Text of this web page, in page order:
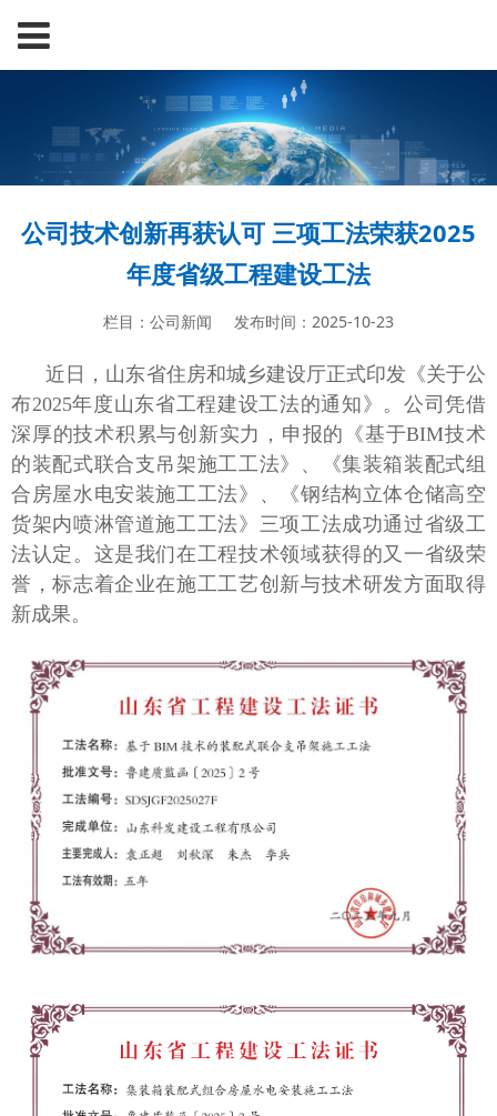
公司技术创新再获认可 三项工法荣获2025
年度省级工程建设工法
栏目：公司新闻 发布时间：2025-10-23
近日，山东省住房和城乡建设厅正式印发《关于公
布2025年度山东省工程建设工法的通知》。公司凭借
深厚的技术积累与创新实力，申报的《基于BIM技术
的装配式联合支吊架施工工法》、《集装箱装配式组
合房屋水电安装施工工法》、《钢结构立体仓储高空
货架内喷淋管道施工工法》三项工法成功通过省级工
法认定。这是我们在工程技术领域获得的又一省级荣
誉，标志着企业在施工工艺创新与技术研发方面取得
新成果。